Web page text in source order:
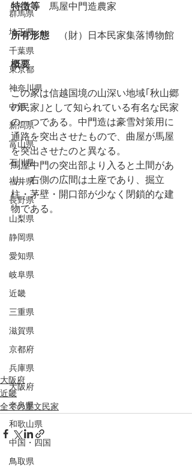
群馬県
埼玉県
千葉県
東京都
神奈川県
中部
新潟県
富山県
石川県
福井県
長野県
山梨県
静岡県
愛知県
岐阜県
近畿
三重県
滋賀県
京都府
兵庫県
大阪府
奈良県
和歌山県
中国・四国
鳥取県
特徴等 馬屋中門造農家
所有形態 （財）日本民家集落博物館
概要
この家は信越国境の山深い地域｢秋山郷
の民家｣として知られている有名な民家
の一つである。中門造は豪雪対策用に
通路を突出させたもので、曲屋が馬屋
を突出させたのと異なる。
馬屋中門の突出部より入ると土間があ
り、右側の広間は土座であり、掘立
柱・茅壁・開口部が少なく閉鎖的な建
物である。
大阪府
近畿
全ての重文民家